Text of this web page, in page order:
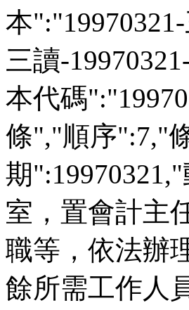
本
三讀-
本代碼
條","順序":7,"
期
室，置會計主
職等，依法辦
餘所需工作人